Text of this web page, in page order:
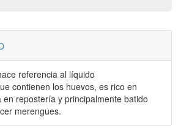
referencia al líquido
contienen los huevos, es rico en
repostería y principalmente batido
merengues.